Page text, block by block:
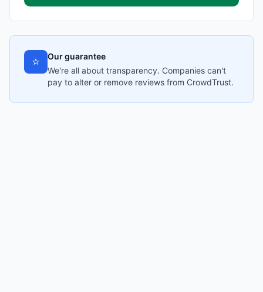
⭐
Our guarantee
We're all about transparency. Companies can't
pay to alter or remove reviews from CrowdTrust.